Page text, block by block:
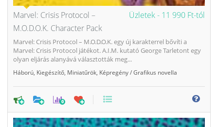
Üzletek - 11 990 Ft-tól
Marvel: Crisis Protocol –
M.O.D.O.K. Character Pack
Marvel: Crisis Protocol – M.O.D.O.K. egy új karakterrel bővíti a
Marvel: Crisis Protocol játékot. A.I.M. kutató George Tarletont egy
olyan eljárás alanyává választották meg...
Háború, Kiegészítő, Miniatűrök, Képregény / Grafikus novella
0